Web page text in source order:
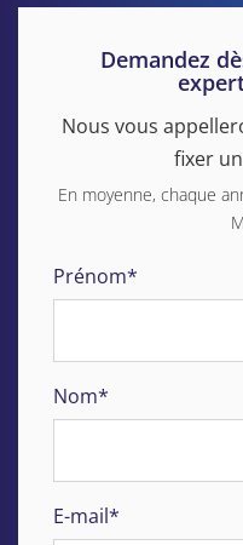
Demandez
Nous vous
fixer
En moyenne, chaque
Prénom*
Nom*
E-mail*